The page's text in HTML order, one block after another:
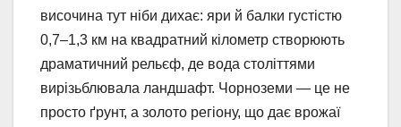
височина тут ніби дихає: яри й балки густістю
0,7–1,3 км на квадратний кілометр створюють
драматичний рельєф, де вода століттями
вирізьблювала ландшафт. Чорноземи — це не
просто ґрунт, а золото регіону, що дає врожаї